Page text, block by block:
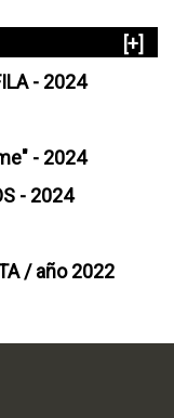
[+]
- 2024
- 2024
- 2024
/ año 2022